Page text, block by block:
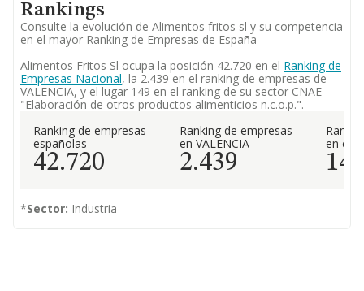
Rankings
Consulte la evolución de Alimentos fritos sl y su competencia
en el mayor Ranking de Empresas de España
Alimentos Fritos Sl ocupa la posición 42.720 en el Ranking de
Empresas Nacional, la 2.439 en el ranking de empresas de
VALENCIA, y el lugar 149 en el ranking de su sector CNAE
"Elaboración de otros productos alimenticios n.c.o.p.".
Ranking de empresas
españolas
42.720
Ranking de empresas
en VALENCIA
2.439
en el
149
*Sector: Industria